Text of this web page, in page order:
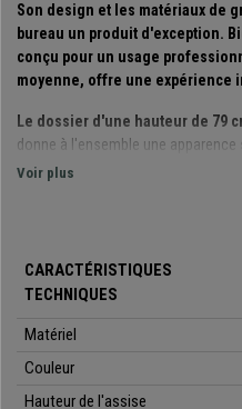
Son design et les matériaux de
bureau un produit d'exception.
conçu pour un usage
moyenne, offre une expérience
Le dossier d'une hauteur de 79
donne à l'ensemble une
lombaire,
L'assise est extrêment confortable
Par ailleurs,
Voir plus
CARACTÉRISTIQUES
TECHNIQUES
Matériel
Couleur
Hauteur de l'assise